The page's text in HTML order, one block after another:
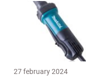
27 february 2024